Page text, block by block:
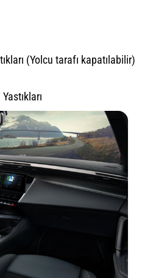
(Yolcu tarafı kapatılabilir)